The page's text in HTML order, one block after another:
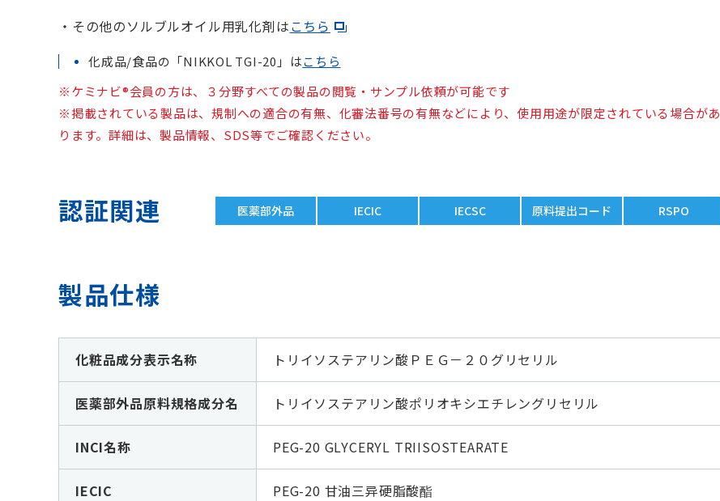
・その他のソルブルオイル用乳化剤はこちら
化成品/食品の「NIKKOL TGI-20」はこちら
※ケミナビ®会員の方は、３分野すべての製品の閲覧・サンプル依頼が可能です
※掲載されている製品は、規制への適合の有無、化審法番号の有無などにより、使用用途が限定されている場合があ
ります。詳細は、製品情報、SDS等でご確認ください。
認証関連 医薬部外品 IECIC IECSC 原料提出コード RSPO
製品仕様
化粧品成分表示名称 トリイソステアリン酸ＰＥＧ－２０グリセリル
医薬部外品原料規格成分名 トリイソステアリン酸ポリオキシエチレングリセリル
INCI名称 PEG-20 GLYCERYL TRIISOSTEARATE
IECIC PEG-20 甘油三异硬脂酸酯